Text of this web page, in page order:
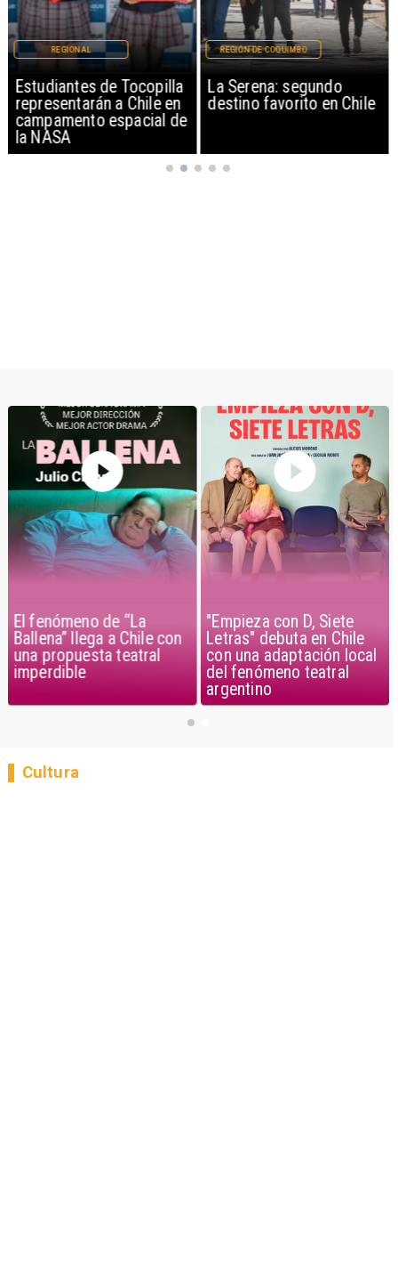
Estudiantes de Tocopilla
representarán a Chile en
campamento espacial de
la NASA
REGIONAL
La Serena: segundo
destino favorito en Chile
REGIÓN DE COQUIMBO
El fenómeno de “La
Ballena” llega a Chile con
una propuesta teatral
imperdible
"Empieza con D, Siete
Letras" debuta en Chile
con una adaptación local
del fenómeno teatral
argentino
Cultura